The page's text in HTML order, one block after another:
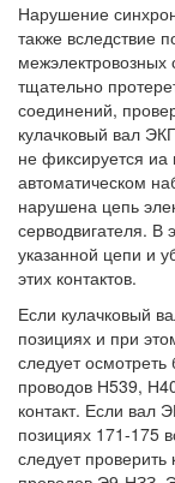
Нарушение
также вследствие
тщательно
соединений,
кулачковый вал
не фиксируется иа
автоматическом
нарушена цепь
серводвигателя. В
указанной цепи и
этих контактов.
Если кулачковый
позициях и при
следует
проводов Н539,
контакт. Если вал
позициях 171-175
следует проверить